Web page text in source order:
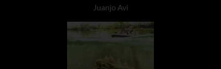
Juanjo Avi